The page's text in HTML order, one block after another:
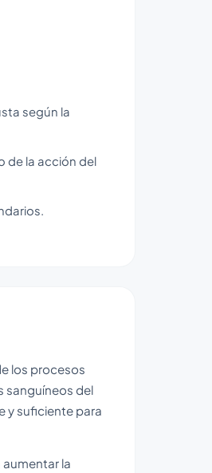
según la
de la acción del
los procesos
sanguíneos del
y suficiente para
la